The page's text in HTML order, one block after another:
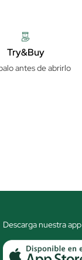
Try&Buy
antes de abrirlo
Descarga nuestra app